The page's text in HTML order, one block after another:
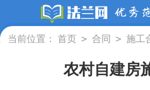
当前位置： 首页 > 合同 > 施工
农村自建房